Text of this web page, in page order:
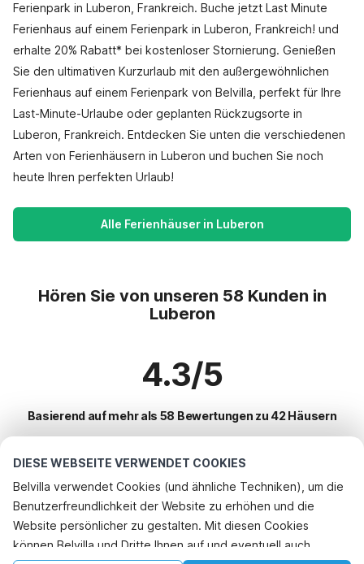
DIESE WEBSEITE VERWENDET COOKIES
Belvilla verwendet Cookies (und ähnliche Techniken), um die
Benutzerfreundlichkeit der Website zu erhöhen und die
Website persönlicher zu gestalten. Mit diesen Cookies
können Belvilla und Dritte Ihnen auf und eventuell auch
Ferienpark in Luberon, Frankreich. Buche jetzt Last Minute
Ferienhaus auf einem Ferienpark in Luberon, Frankreich! und
erhalte 20% Rabatt* bei kostenloser Stornierung. Genießen
Sie den ultimativen Kurzurlaub mit den außergewöhnlichen
Ferienhaus auf einem Ferienpark von Belvilla, perfekt für Ihre
Last-Minute-Urlaube oder geplanten Rückzugsorte in
Luberon, Frankreich. Entdecken Sie unten die verschiedenen
Arten von Ferienhäusern in Luberon und buchen Sie noch
heute Ihren perfekten Urlaub!
Alle Ferienhäuser in Luberon
Hören Sie von unseren 58 Kunden in
Luberon
4.3/5
Basierend auf mehr als 58 Bewertungen zu 42 Häusern
Beliebteste Reiseziele für Urlaub
Beliebte Ausstattungen für Urlaub in Luberon
Ferienhaus mit Schwimmbad
Top-Regionen mit Top-Annehmlichkeiten für den Urlaub